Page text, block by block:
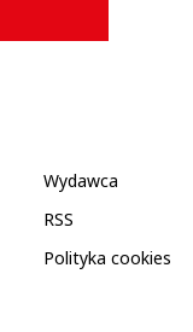
Wydawca
RSS
Polityka cookies